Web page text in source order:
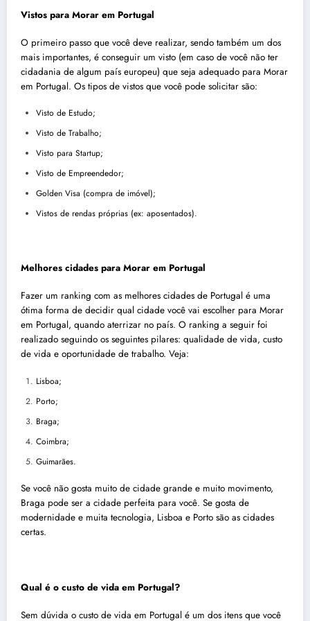
Vistos para Morar em Portugal
O primeiro passo que você deve realizar, sendo também um dos
mais importantes, é conseguir um visto (em caso de você não ter
cidadania de algum país europeu) que seja adequado para Morar
em Portugal. Os tipos de vistos que você pode solicitar são:
Visto de Estudo;
Visto de Trabalho;
Visto para Startup;
Visto de Empreendedor;
Golden Visa (compra de imóvel);
Vistos de rendas próprias (ex: aposentados).
Melhores cidades para Morar em Portugal
Fazer um ranking com as melhores cidades de Portugal é uma
ótima forma de decidir qual cidade você vai escolher para Morar
em Portugal, quando aterrizar no país. O ranking a seguir foi
realizado seguindo os seguintes pilares: qualidade de vida, custo
de vida e oportunidade de trabalho. Veja:
Lisboa;
Porto;
Braga;
Coimbra;
Guimarães.
Se você não gosta muito de cidade grande e muito movimento,
Braga pode ser a cidade perfeita para você. Se gosta de
modernidade e muita tecnologia, Lisboa e Porto são as cidades
certas.
Qual é o custo de vida em Portugal?
Sem dúvida o custo de vida em Portugal é um dos itens que você